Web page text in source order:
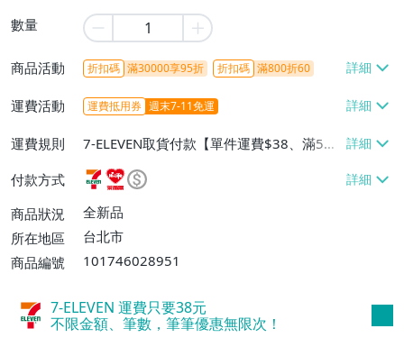
數量
商品活動 折扣碼 滿30000享95折 折扣碼 滿800折60
運費活動 運費抵用券 週末7-11免運
運費規則
7-ELEVEN取貨付款【單件運費$38、滿5件
或消費滿$1298免運費】、7-ELEVEN取貨
不付款【免運費】、萊爾富取貨付款【單件
運費$60、滿5件或消費滿$1298免運
費】、宅配/貨運【單件運費$120、滿5件
付款方式
商品狀況
全新品
所在地區
台北市
商品編號
101746028951
7-ELEVEN 運費只要38元
不限金額、筆數，筆筆優惠無限次！